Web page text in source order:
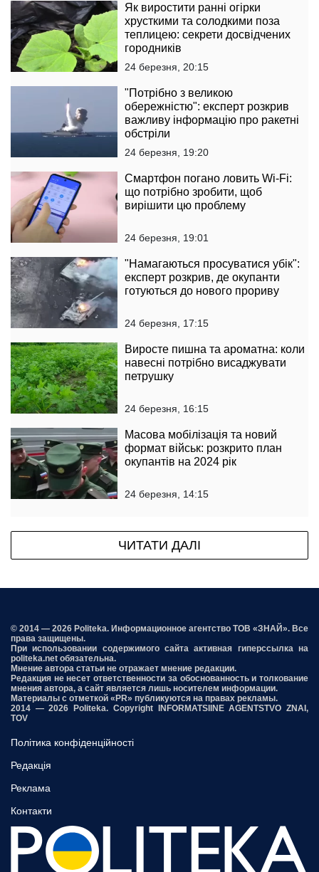
Як виростити ранні огірки
хрусткими та солодкими поза
теплицею: секрети досвідчених
городників
24 березня, 20:15
"Потрібно з великою
обережністю": експерт розкрив
важливу інформацію про ракетні
обстріли
24 березня, 19:20
Смартфон погано ловить Wi-Fi:
що потрібно зробити, щоб
вирішити цю проблему
24 березня, 19:01
"Намагаються просуватися убік":
експерт розкрив, де окупанти
готуються до нового прориву
24 березня, 17:15
Виросте пишна та ароматна: коли
навесні потрібно висаджувати
петрушку
24 березня, 16:15
Масова мобілізація та новий
формат військ: розкрито план
окупантів на 2024 рік
24 березня, 14:15
ЧИТАТИ ДАЛІ
© 2014 — 2026 Politeka. Информационное агентство ТОВ «ЗНАЙ». Все
права защищены.
При использовании содержимого сайта активная гиперссылка на
politeka.net обязательна.
Мнение автора статьи не отражает мнение редакции.
Редакция не несет ответственности за обоснованность и толкование
мнения автора, а сайт является лишь носителем информации.
Материалы с отметкой «PR» публикуются на правах рекламы.
2014 — 2026 Politeka. Copyright INFORMATSIINE AGENTSTVO ZNAI,
TOV
Політика конфіденційності
Редакція
Реклама
Контакти